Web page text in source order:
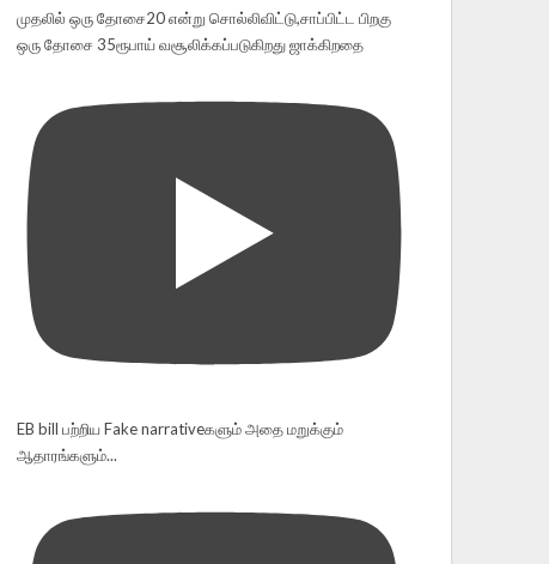
முதலில் ஒரு தோசை20 என்று சொல்லிவிட்டு,சாப்பிட்ட பிறகு
ஒரு தோசை 35ரூபாய் வசூலிக்கப்படுகிறது ஜாக்கிறதை
EB bill பற்றிய Fake narrativeகளும் அதை மறுக்கும்
ஆதாரங்களும்...